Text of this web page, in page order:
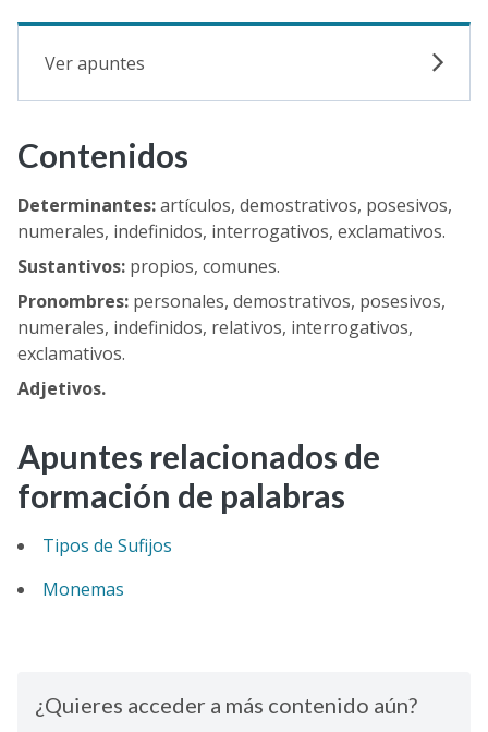
Ver apuntes
Contenidos
Determinantes:artículos, demostrativos, posesivos,
numerales, indefinidos, interrogativos, exclamativos.
Sustantivos: propios, comunes.
Pronombres: personales, demostrativos, posesivos,
numerales, indefinidos, relativos, interrogativos,
exclamativos.
Adjetivos.
Apuntes relacionados de
formación de palabras
Tipos de Sufijos
Monemas
¿Quieres acceder a más contenido aún?